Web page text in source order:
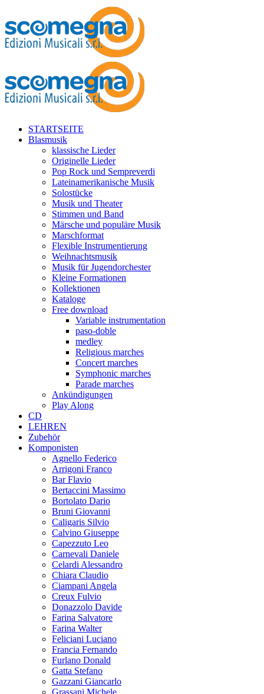
STARTSEITE
Blasmusik
klassische Lieder
Originelle Lieder
Pop Rock und Sempreverdi
Lateinamerikanische Musik
Solostücke
Musik und Theater
Stimmen und Band
Märsche und populäre Musik
Marschformat
Flexible Instrumentierung
Weihnachtsmusik
Musik für Jugendorchester
Kleine Formationen
Kollektionen
Kataloge
Free download
Variable instrumentation
paso-doble
medley
Religious marches
Concert marches
Symphonic marches
Parade marches
Ankündigungen
Play Along
CD
LEHREN
Zubehör
Komponisten
Agnello Federico
Arrigoni Franco
Bar Flavio
Bertaccini Massimo
Bortolato Dario
Bruni Giovanni
Caligaris Silvio
Calvino Giuseppe
Capezzuto Leo
Carnevali Daniele
Celardi Alessandro
Chiara Claudio
Ciampani Angela
Creux Fulvio
Donazzolo Davide
Farina Salvatore
Farina Walter
Feliciani Luciano
Francia Fernando
Furlano Donald
Gatta Stefano
Gazzani Giancarlo
Grassani Michele